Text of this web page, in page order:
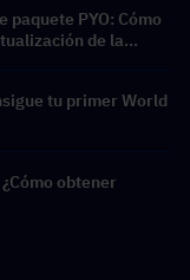
paquete PYO: Cómo
de la
tu primer World
obtener